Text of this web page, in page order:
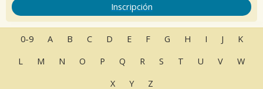
Inscripción
0-9 A B C D E F G H I J
K
L
M N O P Q R S T U V
W
X
Y Z